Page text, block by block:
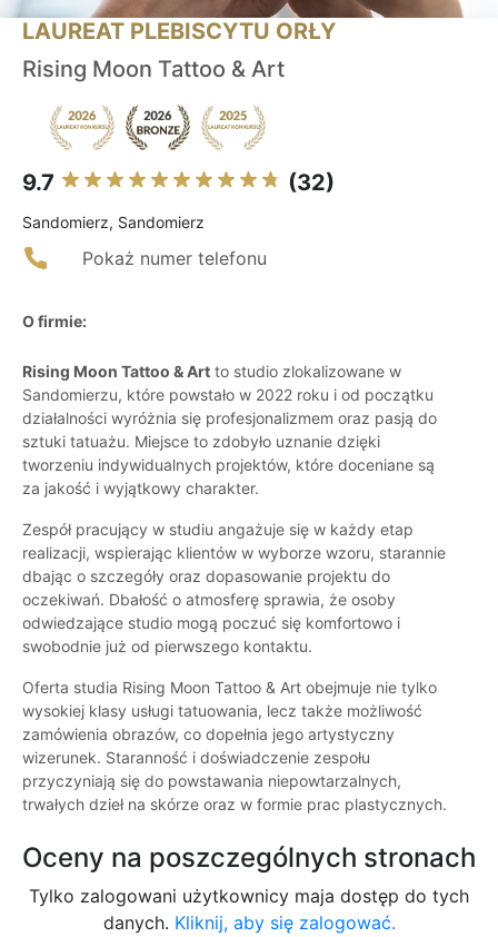
LAUREAT PLEBISCYTU ORŁY
Rising Moon Tattoo & Art
9.7 (32)
Sandomierz, Sandomierz
Pokaż numer telefonu
O firmie:
Rising Moon Tattoo & Art to studio zlokalizowane w
Sandomierzu, które powstało w 2022 roku i od początku
działalności wyróżnia się profesjonalizmem oraz pasją do
sztuki tatuażu. Miejsce to zdobyło uznanie dzięki
tworzeniu indywidualnych projektów, które doceniane są
za jakość i wyjątkowy charakter.
Zespół pracujący w studiu angażuje się w każdy etap
realizacji, wspierając klientów w wyborze wzoru, starannie
dbając o szczegóły oraz dopasowanie projektu do
oczekiwań. Dbałość o atmosferę sprawia, że osoby
odwiedzające studio mogą poczuć się komfortowo i
swobodnie już od pierwszego kontaktu.
Oferta studia Rising Moon Tattoo & Art obejmuje nie tylko
wysokiej klasy usługi tatuowania, lecz także możliwość
zamówienia obrazów, co dopełnia jego artystyczny
wizerunek. Staranność i doświadczenie zespołu
przyczyniają się do powstawania niepowtarzalnych,
trwałych dzieł na skórze oraz w formie prac plastycznych.
Oceny na poszczególnych stronach
Tylko zalogowani użytkownicy maja dostęp do tych
danych. Kliknij, aby się zalogować.